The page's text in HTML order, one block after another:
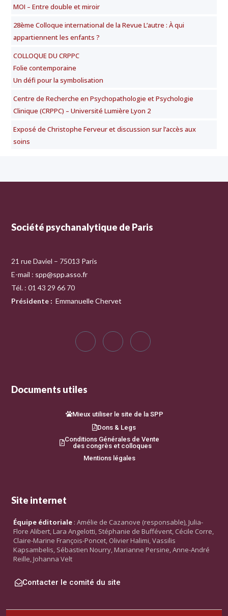
MOI – Entre double et miroir
28ème Colloque international de la Revue L’autre : À qui
appartiennent les enfants ?
COLLOQUE DU CRPPC
Folie contemporaine
Un défi pour la symbolisation
Centre de Recherche en Psychopathologie et Psychologie
Clinique (CRPPC) – Université Lumière Lyon 2
Exposé de Christophe Ferveur et discussion sur l’accès aux
soins
Société psychanalytique de Paris
21 rue Daviel – 75013 Paris
E-mail : spp@spp.asso.fr
Tél. : 01 43 29 66 70
Présidente : Emmanuelle Chervet
Documents utiles
Mieux utiliser le site de la SPP
Dons & Legs
Conditions Générales de Vente
des congrès et colloques
Mentions légales
Site internet
Équipe éditoriale : Amélie de Cazanove (responsable), Julia-
Flore Alibert, Lara Angelotti, Stéphanie de Buffévent, Cécile Corre,
Claire-Marine François-Poncet, Olivier Halimi, Vassilis
Kapsambelis, Sébastien Nourry, Marianne Persine, Anne-André
Reille, Johanna Velt
Contacter le comité du site